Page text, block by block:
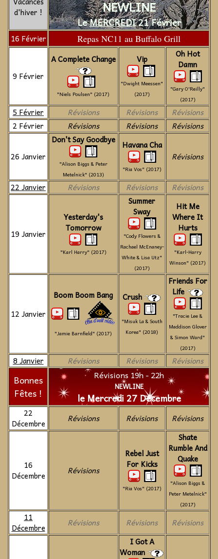
d'hiver !
NEWLINE
LeMERCREDI21 Février
16 Février Repas NC11 au Buffalo Grill
9 Février
A Complete Change
"Niels Poulsen" (2017)
Vip
"Dwight Meessen"
(2017)
Oh Hot
Damn
"Gary O'Reilly"
(2017)
5 Février Révisions Révisions
Révisions
2 Février
Révisions Révisions Révisions
26 Janvier
Don't Say Goodbye
"Alison Biggs & Peter
Metelnick" (2013)
Havana Cha
"Ria Vos" (2017)
Révisions
22 Janvier Révisions Révisions Révisions
19 Janvier
Yesterday's
Tomorrow
"Karl Harry" (2017)
Summer
Sway
"Cody Flowers &
Rachael McEnaney-
White & Lisa Utz"
(2017)
Hit Me
Where It
Hurts
"Karl-Harry
Winson" (2017)
12 Janvier
Boom Boom Bang
"Jamie Barnfield" (2017)
Crush
"Misuk La & South
Korea" (2018)
Friends For
Life
"Tracie Lee &
Maddison Glover
& Simon Ward"
(2017)
8 Janvier Révisions Révisions Révisions
Bonnes
Fêtes !
Révisions 19h - 22h
NEWLINE
le Mercredi 27 Décembre
22
Décembre
Révisions Révisions Révisions
16
Décembre
Révisions
Rebel Just
For Kicks
"Ria Vos" (2017)
Shate
Rumble And
Quake
"Alison Biggs &
Peter Metelnick"
(2017)
11
Décembre
Révisions Révisions Révisions
I Got A
Woman